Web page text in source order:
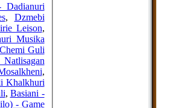
Dadianuri
, Dzmebi
Leison,
Musika
Guli
,
Khalkhuri
, Basiani -
- Game